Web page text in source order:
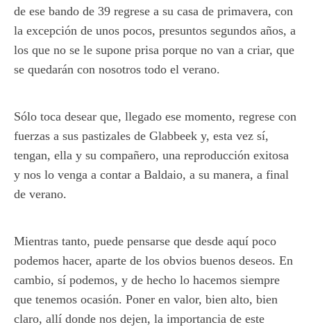
de ese bando de 39 regrese a su casa de primavera, con
la excepción de unos pocos, presuntos segundos años, a
los que no se le supone prisa porque no van a criar, que
se quedarán con nosotros todo el verano.
Sólo toca desear que, llegado ese momento, regrese con
fuerzas a sus pastizales de Glabbeek y, esta vez sí,
tengan, ella y su compañero, una reproducción exitosa
y nos lo venga a contar a Baldaio, a su manera, a final
de verano.
Mientras tanto, puede pensarse que desde aquí poco
podemos hacer, aparte de los obvios buenos deseos. En
cambio, sí podemos, y de hecho lo hacemos siempre
que tenemos ocasión. Poner en valor, bien alto, bien
claro, allí donde nos dejen, la importancia de este